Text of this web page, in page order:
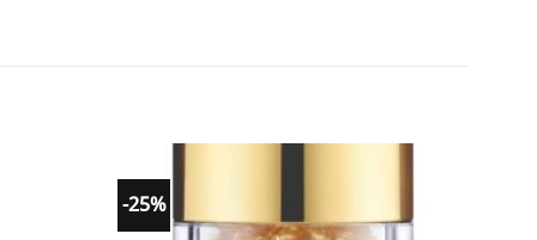
-25%